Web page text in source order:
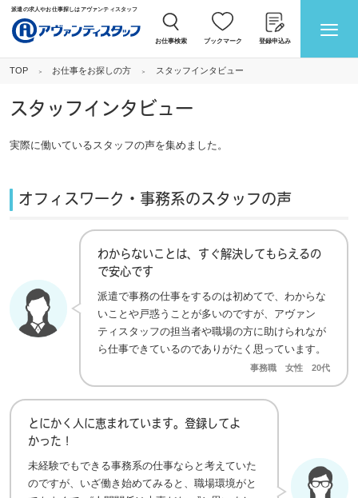
派遣の求人やお仕事探しはアヴァンティスタッフ
お仕事検索 ブックマーク 登録申込み
TOP お仕事をお探しの方 スタッフインタビュー
スタッフインタビュー
実際に働いているスタッフの声を集めました。
オフィスワーク・事務系のスタッフの声
わからないことは、すぐ解決してもらえるの
で安心です
派遣で事務の仕事をするのは初めてで、わからな
いことや戸惑うことが多いのですが、アヴァン
ティスタッフの担当者や職場の方に助けられなが
ら仕事できているのでありがたく思っています。
事務職 女性 20代
とにかく人に恵まれています。登録してよ
かった！
未経験でもできる事務系の仕事ならと考えていた
のですが、いざ働き始めてみると、職場環境がと